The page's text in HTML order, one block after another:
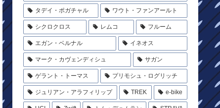
タデイ・ポガチャル ワウト・ファンアールト
シクロクロス レムコ フルーム
エガン・ベルナル イネオス
マーク・カヴェンディシュ サガン
ゲラント・トーマス プリモシュ・ログリッチ
ジュリアン・アラフィリップ TREK e-bike